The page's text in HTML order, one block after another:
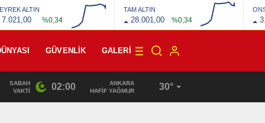
ALTIN
7.021,00 %0,34
TAM ALTIN
28.001,00 %0,34
GÜVENLİK GALERI
22:10 /
SABAH
VAKTI
02:00
ANKARA
HAFİF YAĞMUR
30°